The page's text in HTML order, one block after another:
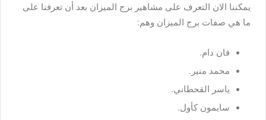
يمكننا الان التعرف على مشاهير برج الميزان بعد أن تعرفنا على
ما هي صفات برج الميزان وهم:
فان دام.
محمد منير.
ياسر القحطاني.
سايمون كأول.